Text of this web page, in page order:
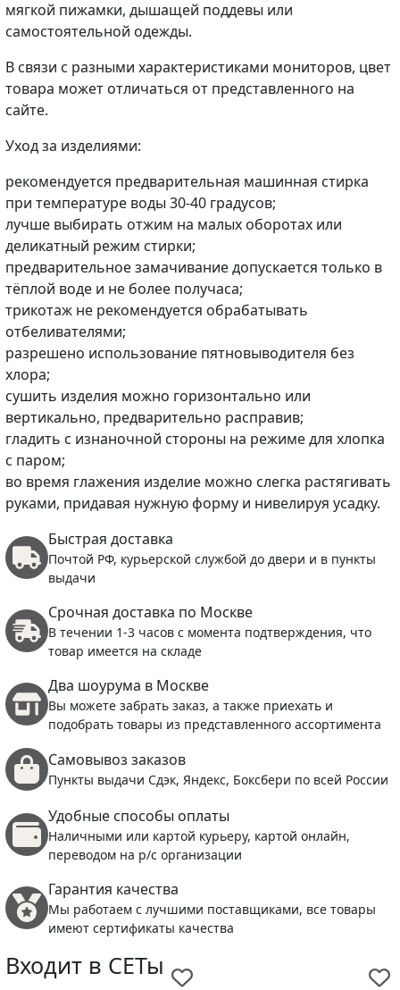
мягкой пижамки, дышащей поддевы или
самостоятельной одежды.
В связи с разными характеристиками мониторов, цвет
товара может отличаться от представленного на
сайте.
Уход за изделиями:
рекомендуется предварительная машинная стирка
при температуре воды 30-40 градусов;
лучше выбирать отжим на малых оборотах или
деликатный режим стирки;
предварительное замачивание допускается только в
тёплой воде и не более получаса;
трикотаж не рекомендуется обрабатывать
отбеливателями;
разрешено использование пятновыводителя без
хлора;
сушить изделия можно горизонтально или
вертикально, предварительно расправив;
гладить с изнаночной стороны на режиме для хлопка
с паром;
во время глажения изделие можно слегка растягивать
руками, придавая нужную форму и нивелируя усадку.
Быстрая доставка
Почтой РФ, курьерской службой до двери и в пункты
выдачи
Срочная доставка по Москве
В течении 1-3 часов с момента подтверждения, что
товар имеется на складе
Два шоурума в Москве
Вы можете забрать заказ, а также приехать и
подобрать товары из представленного ассортимента
Самовывоз заказов
Пункты выдачи Сдэк, Яндекс, Боксбери по всей России
Удобные способы оплаты
Наличными или картой курьеру, картой онлайн,
переводом на р/с организации
Гарантия качества
Мы работаем с лучшими поставщиками, все товары
имеют сертификаты качества
Входит в СЕТы